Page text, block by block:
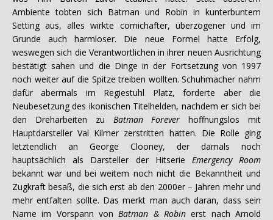
Ambiente tobten sich Batman und Robin in kunterbuntem
Setting aus, alles wirkte comichafter, überzogener und im
Grunde auch harmloser. Die neue Formel hatte Erfolg,
weswegen sich die Verantwortlichen in ihrer neuen Ausrichtung
bestätigt sahen und die Dinge in der Fortsetzung von 1997
noch weiter auf die Spitze treiben wollten. Schuhmacher nahm
dafür abermals im Regiestuhl Platz, forderte aber die
Neubesetzung des ikonischen Titelhelden, nachdem er sich bei
den Dreharbeiten zu Batman Forever hoffnungslos mit
Hauptdarsteller Val Kilmer zerstritten hatten. Die Rolle ging
letztendlich an George Clooney, der damals noch
hauptsächlich als Darsteller der Hitserie Emergency Room
bekannt war und bei weitem noch nicht die Bekanntheit und
Zugkraft besaß, die sich erst ab den 2000er – Jahren mehr und
mehr entfalten sollte. Das merkt man auch daran, dass sein
Name im Vorspann von Batman & Robin erst nach Arnold